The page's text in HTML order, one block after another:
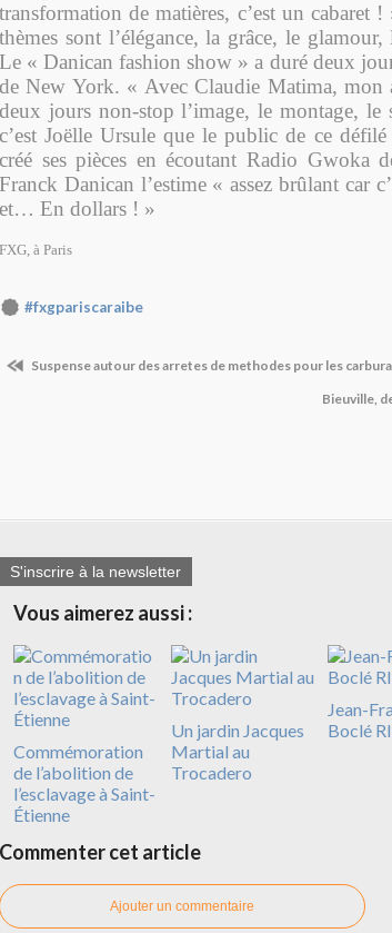
transformation de matières, c’est un cabaret !
thèmes sont l’élégance, la grâce, le
Le « Danican fashion show » a duré deux
de New York. « Avec Claudie Matima, mon
deux jours non-stop l’image, le montage,
c’est Joëlle Ursule que le public de ce
créé ses pièces en écoutant Radio Gwoka
Franck Danican l’estime « assez brûlant car
et… En dollars ! »
FXG, à Paris
#fxgpariscaraibe
Suspense autour des arretes de methodes pour les
Bieuville,
S'inscrire à la newsletter
Vous aimerez aussi :
Commémoration
de l’abolition de
l’esclavage à Saint-
Étienne
Un jardin Jacques
Martial au
Trocadero
Jean-
Boclé
Commenter cet article
Ajouter un commentaire